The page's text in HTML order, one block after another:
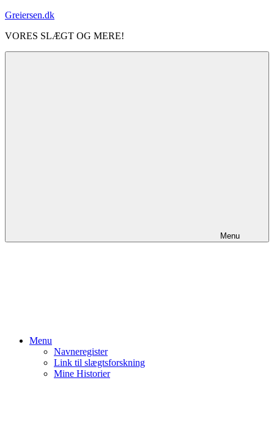
Videre
indhold
Greiersen.dk
VORES SLÆGT OG MERE!
Menu
Menu
Navneregister
Link til slægtsforskning
Mine Historier